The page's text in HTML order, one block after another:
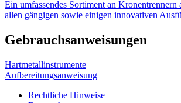
Ein umfassendes Sortiment an Kronentrennern
allen gängigen sowie einigen innovativen
Gebrauchsanweisungen
Hartmetallinstrumente
Aufbereitungsanweisung
Rechtliche Hinweise